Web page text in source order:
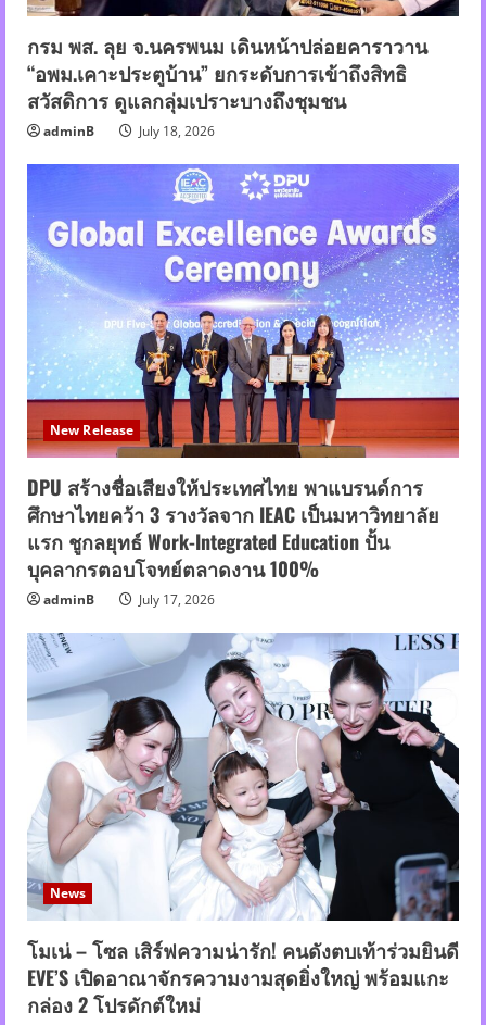
กรม พส. ลุย จ.นครพนม เดินหน้าปล่อยคาราวาน
“อพม.เคาะประตูบ้าน” ยกระดับการเข้าถึงสิทธิ
สวัสดิการ ดูแลกลุ่มเปราะบางถึงชุมชน
adminB July 18, 2026
New Release
DPU สร้างชื่อเสียงให้ประเทศไทย พาแบรนด์การ
ศึกษาไทยคว้า 3 รางวัลจาก IEAC เป็นมหาวิทยาลัย
แรก ชูกลยุทธ์ Work-Integrated Education ปั้น
บุคลากรตอบโจทย์ตลาดงาน 100%
adminB July 17, 2026
News
โมเน่ – โซล เสิร์ฟความน่ารัก! คนดังตบเท้าร่วมยินดี
EVE’S เปิดอาณาจักรความงามสุดยิ่งใหญ่ พร้อมแกะ
กล่อง 2 โปรดักต์ใหม่